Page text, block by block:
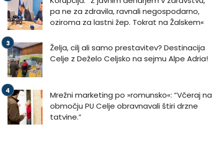
pa ne za zdravila, ravnali negospodarno,
oziroma za lastni žep. Tokrat na Žalskem«
Želja, cilj ali samo prestavitev? Destinacija
Celje z Deželo Celjsko na sejmu Alpe Adria!
Mrežni marketing po »romunsko«: “Včeraj na
območju PU Celje obravnavali štiri drzne
tatvine.”